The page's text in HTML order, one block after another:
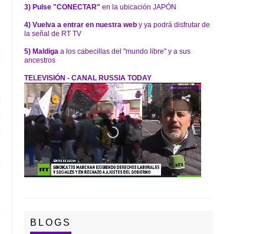
3) Pulse "CONECTAR" en la ubicación JAPÓN
4) Vuelva a entrar en nuestra web y ya podrá disfrutar de
la señal de RT TV
5) Maldiga a los cabecillas del "mundo libre" y a sus
ancestros
TELEVISIÓN - CANAL RUSSIA TODAY
BLOGS